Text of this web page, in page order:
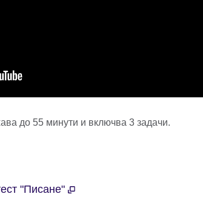
до 55 минути и включва 3 задачи.
"Писане"